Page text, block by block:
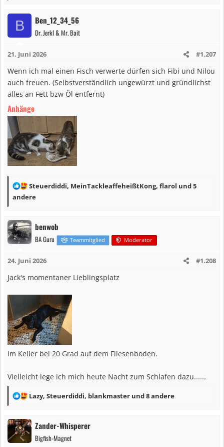
k
n
e
n
B Ben_12_34_56
Dr. Jerkl & Mr. Bait
21. Juni 2026 #1.207
Wenn ich mal einen Fisch verwerte dürfen sich Fibi und Nilou
auch freuen. (Selbstverständlich ungewürzt und gründlichst
alles an Fett bzw Öl entfernt)
Anhänge
R
e
k
t
i
n
:
Steuerdiddi, MeinTackleaffeheißtKong, flarol und 5
andere
benwob
BA Guru Teammitglied Moderator
24. Juni 2026 #1.208
Jack's momentaner Lieblingsplatz
Im Keller bei 20 Grad auf dem Fliesenboden.
Vielleicht lege ich mich heute Nacht zum Schlafen dazu......
R
a
k
Lazy, Steuerdiddi, blankmaster und 8 andere
Zander-Whisperer
Bigfish-Magnet